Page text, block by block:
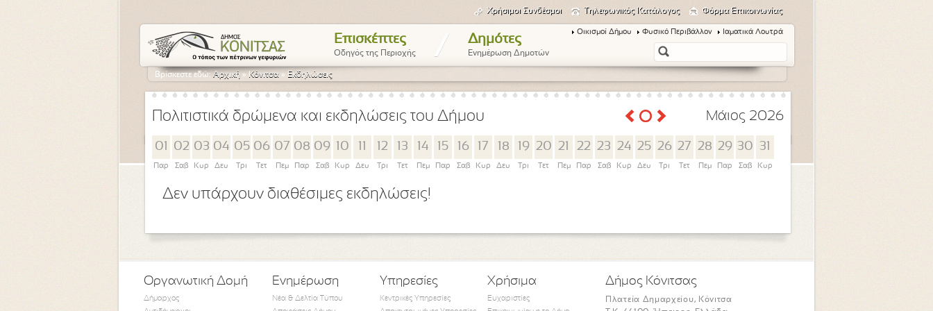
Χρήσιμοι Συνδέσμοι Τηλεφωνικός Κατάλογος Φόρμα Επικοινωνίας
Επισκέπτες
Οδηγός της Περιοχής / Δημότες
Ενημέρωση Δημοτών
Οικισμοί Δήμου Φυσικό Περιβάλλον Ιαματικά Λουτρά
Βρίσκεστε εδώ:Αρχική » Κόνιτσα » Εκδηλώσεις
Πολιτιστικά δρώμενα και εκδηλώσεις του Δήμου Μάιος 2026
01
Παρ
02
Σαβ
03
Κυρ
04
Δευ
05
Τρι
06
Τετ
07
Πεμ
08
Παρ
09
Σαβ
10
Κυρ Δευ
12
Τρι
13
Τετ
14
Πεμ
15
Παρ
16
Σαβ
17
Κυρ
18
Δευ
19
Τρι
20
Τετ
21
Πεμ
22
Παρ
23
Σαβ
24
Κυρ
25
Δευ
26
Τρι
27
Τετ
28
Πεμ
29
Παρ
30
Σαβ
31
Κυρ
Δεν υπάρχουν διαθέσιμες εκδηλώσεις!
Οργανωτική Δομή
Δήμαρχος
Ενημέρωση
Νέα & Δελτία Τύπου
Υπηρεσίες
Κεντρικές Υπηρεσίες
Χρήσιμα
Ευχαριστίες
Δήμος Κόνιτσας
Πλατεία Δημαρχείου, Κόνιτσα